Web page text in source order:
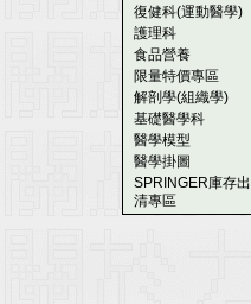
復健科(運動醫學)
護理科
食品營養
限量特價專區
解剖學(組織學)
基礎醫學科
醫學模型
醫學掛圖
SPRINGER庫存出
清專區